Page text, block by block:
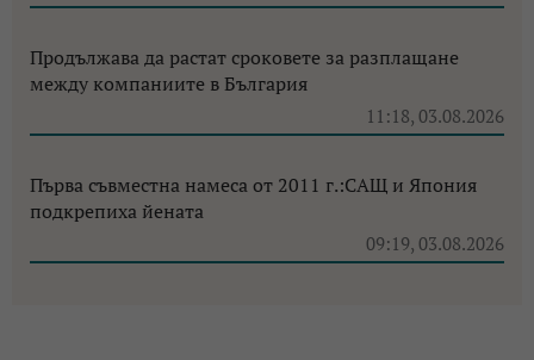
Продължава да растат сроковете за разплащане
между компаниите в България
11:18, 03.08.2026
Първа съвместна намеса от 2011 г.:САЩ и Япония
подкрепиха йената
09:19, 03.08.2026